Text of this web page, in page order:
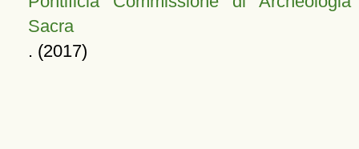
Sacra
. (2017)